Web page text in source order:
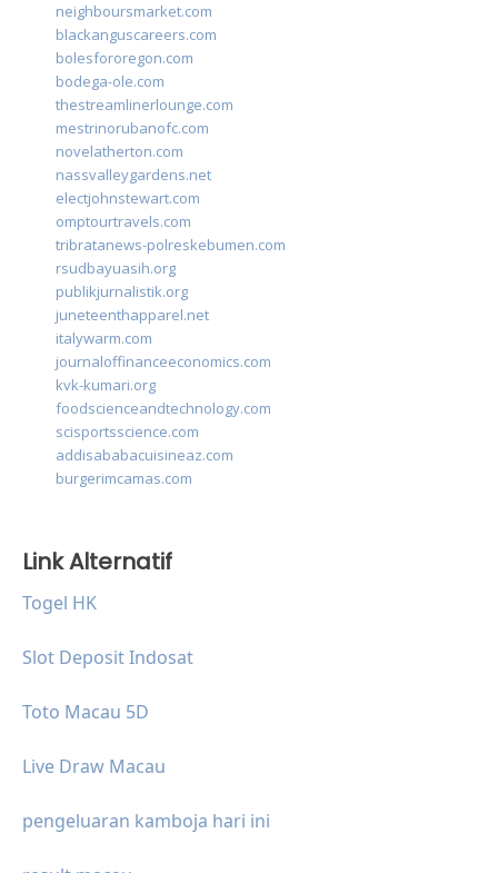
neighboursmarket.com
blackanguscareers.com
bolesfororegon.com
bodega-ole.com
thestreamlinerlounge.com
mestrinorubanofc.com
novelatherton.com
nassvalleygardens.net
electjohnstewart.com
omptourtravels.com
tribratanews-polreskebumen.com
rsudbayuasih.org
publikjurnalistik.org
juneteenthapparel.net
italywarm.com
journaloffinanceeconomics.com
kvk-kumari.org
foodscienceandtechnology.com
scisportsscience.com
addisababacuisineaz.com
burgerimcamas.com
Link Alternatif
Togel HK
Slot Deposit Indosat
Toto Macau 5D
Live Draw Macau
pengeluaran kamboja hari ini